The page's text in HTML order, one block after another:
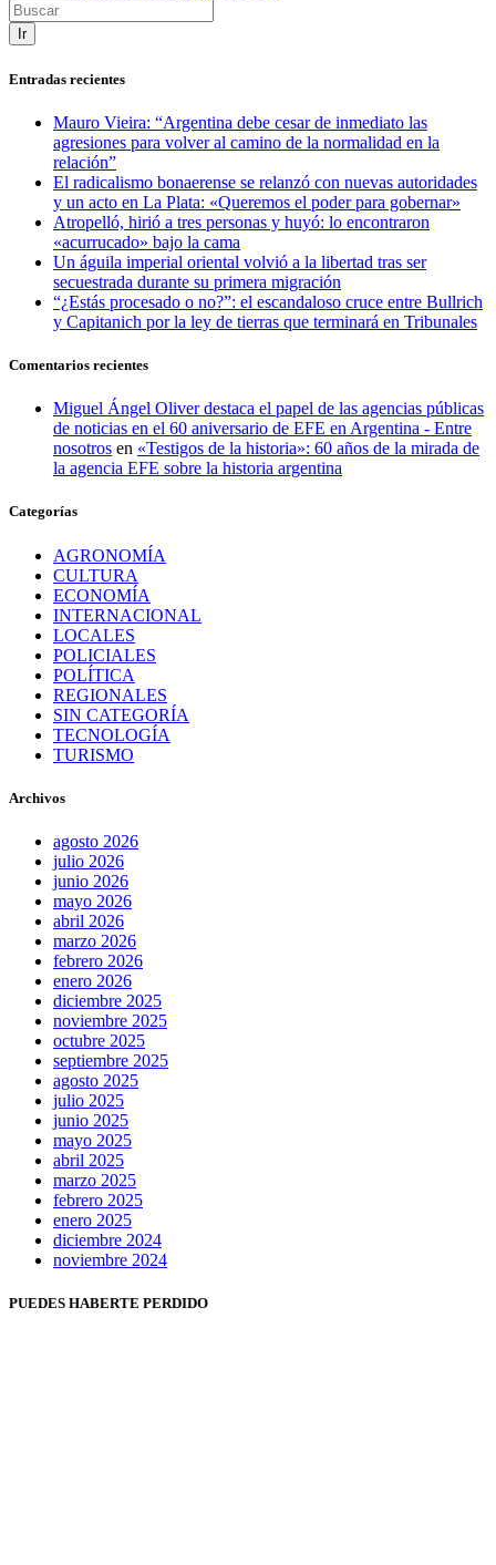
Ir
Entradas recientes
Mauro Vieira: “Argentina debe cesar de inmediato las
agresiones para volver al camino de la normalidad en la
relación”
El radicalismo bonaerense se relanzó con nuevas autoridades
y un acto en La Plata: «Queremos el poder para gobernar»
Atropelló, hirió a tres personas y huyó: lo encontraron
«acurrucado» bajo la cama
Un águila imperial oriental volvió a la libertad tras ser
secuestrada durante su primera migración
“¿Estás procesado o no?”: el escandaloso cruce entre Bullrich
y Capitanich por la ley de tierras que terminará en Tribunales
Comentarios recientes
Miguel Ángel Oliver destaca el papel de las agencias públicas
de noticias en el 60 aniversario de EFE en Argentina - Entre
nosotros en «Testigos de la historia»: 60 años de la mirada de
la agencia EFE sobre la historia argentina
Categorías
AGRONOMÍA
CULTURA
ECONOMÍA
INTERNACIONAL
LOCALES
POLICIALES
POLÍTICA
REGIONALES
SIN CATEGORÍA
TECNOLOGÍA
TURISMO
Archivos
agosto 2026
julio 2026
junio 2026
mayo 2026
abril 2026
marzo 2026
febrero 2026
enero 2026
diciembre 2025
noviembre 2025
octubre 2025
septiembre 2025
agosto 2025
julio 2025
junio 2025
mayo 2025
abril 2025
marzo 2025
febrero 2025
enero 2025
diciembre 2024
noviembre 2024
PUEDES HABERTE PERDIDO